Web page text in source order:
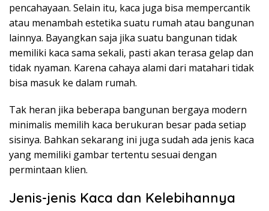
pencahayaan. Selain itu, kaca juga bisa mempercantik
atau menambah estetika suatu rumah atau bangunan
lainnya. Bayangkan saja jika suatu bangunan tidak
memiliki kaca sama sekali, pasti akan terasa gelap dan
tidak nyaman. Karena cahaya alami dari matahari tidak
bisa masuk ke dalam rumah.
Tak heran jika beberapa bangunan bergaya modern
minimalis memilih kaca berukuran besar pada setiap
sisinya. Bahkan sekarang ini juga sudah ada jenis kaca
yang memiliki gambar tertentu sesuai dengan
permintaan klien.
Jenis-jenis Kaca dan Kelebihannya